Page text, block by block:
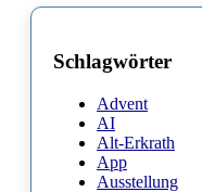
Schlagwörter
Advent
AI
Alt-Erkrath
App
Ausstellung